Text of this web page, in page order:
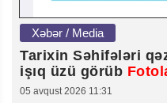
Xəbər / Media
Tarixin Səhifələri
işıq üzü görüb
05 avqust 2026 11:31